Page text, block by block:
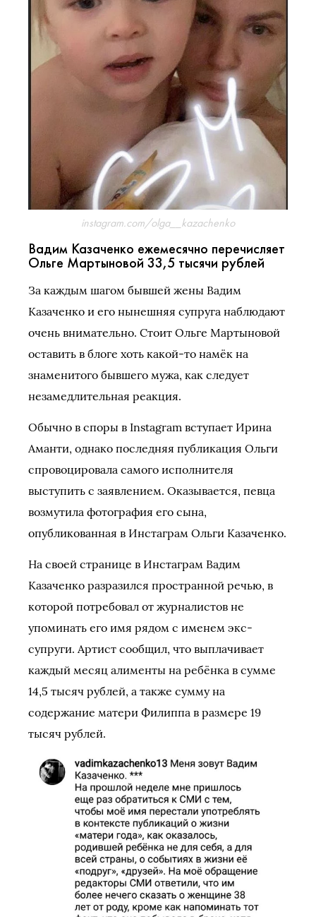
instagram.com/olga__kazachenko
Вадим Казаченко ежемесячно перечисляет
Ольге Мартыновой 33,5 тысячи рублей
За каждым шагом бывшей жены Вадим
Казаченко и его нынешняя супруга наблюдают
очень внимательно. Стоит Ольге Мартыновой
оставить в блоге хоть какой-то намёк на
знаменитого бывшего мужа, как следует
незамедлительная реакция.
Обычно в споры в Instagram вступает Ирина
Аманти, однако последняя публикация Ольги
спровоцировала самого исполнителя
выступить с заявлением. Оказывается, певца
возмутила фотография его сына,
опубликованная в Инстаграм Ольги Казаченко.
На своей странице в Инстаграм Вадим
Казаченко разразился пространной речью, в
которой потребовал от журналистов не
упоминать его имя рядом с именем экс-
супруги. Артист сообщил, что выплачивает
каждый месяц алименты на ребёнка в сумме
14,5 тысяч рублей, а также сумму на
содержание матери Филиппа в размере 19
тысяч рублей.